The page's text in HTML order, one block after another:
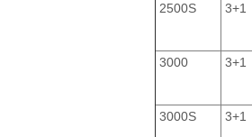
2500S 3+1
3000 3+1
3000S 3+1